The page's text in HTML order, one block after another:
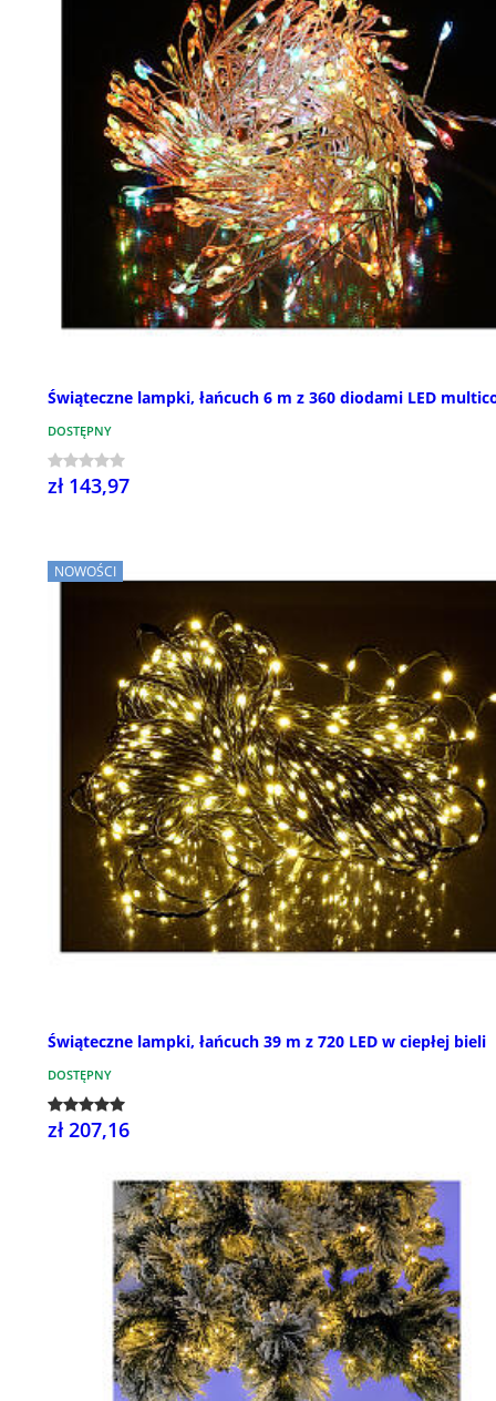
Świąteczne lampki, łańcuch 6 m z 360 diodami LED
DOSTĘPNY
zł 143,97
NOWOŚCI
Świąteczne lampki, łańcuch 39 m z 720 LED w ciepłej bieli
DOSTĘPNY
zł 207,16